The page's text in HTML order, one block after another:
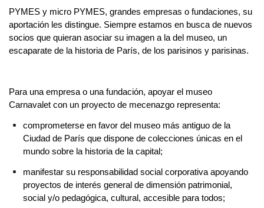
PYMES y micro PYMES, grandes empresas o fundaciones, su
aportación les distingue. Siempre estamos en busca de nuevos
socios que quieran asociar su imagen a la del museo, un
escaparate de la historia de París, de los parisinos y parisinas.
Para una empresa o una fundación, apoyar el museo
Carnavalet con un proyecto de mecenazgo representa:
comprometerse en favor del museo más antiguo de la
Ciudad de París que dispone de colecciones únicas en el
mundo sobre la historia de la capital;
manifestar su responsabilidad social corporativa apoyando
proyectos de interés general de dimensión patrimonial,
social y/o pedagógica, cultural, accesible para todos;